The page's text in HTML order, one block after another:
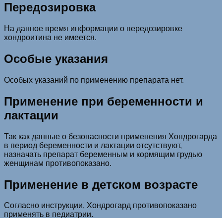
Передозировка
На данное время информации о передозировке
хондроитина не имеется.
Особые указания
Особых указаний по применению препарата нет.
Применение при беременности и
лактации
Так как данные о безопасности применения Хондрогарда
в период беременности и лактации отсутствуют,
назначать препарат беременным и кормящим грудью
женщинам противопоказано.
Применение в детском возрасте
Согласно инструкции, Хондрогард противопоказано
применять в педиатрии.